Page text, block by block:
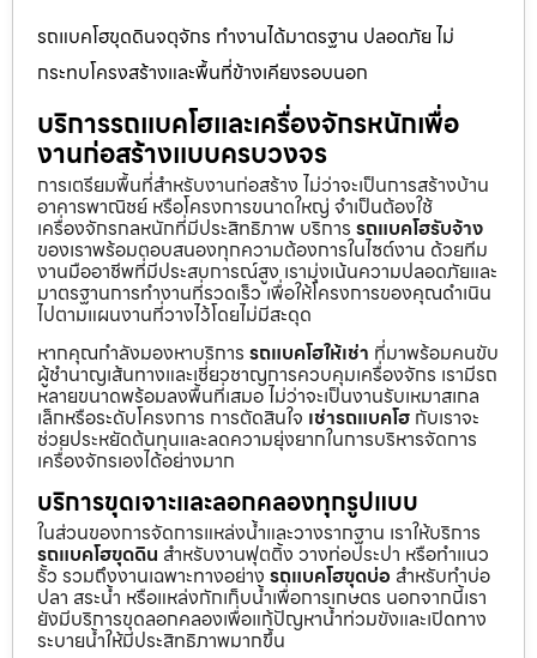
รถแบคโฮขุดดินจตุจักร ทำงานได้มาตรฐาน ปลอดภัย ไม่
กระทบโครงสร้างและพื้นที่ข้างเคียงรอบนอก
บริการรถแบคโฮและเครื่องจักรหนักเพื่อ
งานก่อสร้างแบบครบวงจร
การเตรียมพื้นที่สำหรับงานก่อสร้าง ไม่ว่าจะเป็นการสร้างบ้าน
อาคารพาณิชย์ หรือโครงการขนาดใหญ่ จำเป็นต้องใช้
เครื่องจักรกลหนักที่มีประสิทธิภาพ บริการ รถแบคโฮรับจ้าง
ของเราพร้อมตอบสนองทุกความต้องการในไซต์งาน ด้วยทีม
งานมืออาชีพที่มีประสบการณ์สูง เรามุ่งเน้นความปลอดภัยและ
มาตรฐานการทำงานที่รวดเร็ว เพื่อให้โครงการของคุณดำเนิน
ไปตามแผนงานที่วางไว้โดยไม่มีสะดุด
หากคุณกำลังมองหาบริการ รถแบคโฮให้เช่า ที่มาพร้อมคนขับ
ผู้ชำนาญเส้นทางและเชี่ยวชาญการควบคุมเครื่องจักร เรามีรถ
หลายขนาดพร้อมลงพื้นที่เสมอ ไม่ว่าจะเป็นงานรับเหมาสเกล
เล็กหรือระดับโครงการ การตัดสินใจ เช่ารถแบคโฮ กับเราจะ
ช่วยประหยัดต้นทุนและลดความยุ่งยากในการบริหารจัดการ
เครื่องจักรเองได้อย่างมาก
บริการขุดเจาะและลอกคลองทุกรูปแบบ
ในส่วนของการจัดการแหล่งน้ำและวางรากฐาน เราให้บริการ
รถแบคโฮขุดดิน สำหรับงานฟุตติ้ง วางท่อประปา หรือทำแนว
รั้ว รวมถึงงานเฉพาะทางอย่าง รถแบคโฮขุดบ่อ สำหรับทำบ่อ
ปลา สระน้ำ หรือแหล่งกักเก็บน้ำเพื่อการเกษตร นอกจากนี้เรา
ยังมีบริการขุดลอกคลองเพื่อแก้ปัญหาน้ำท่วมขังและเปิดทาง
ระบายน้ำให้มีประสิทธิภาพมากขึ้น